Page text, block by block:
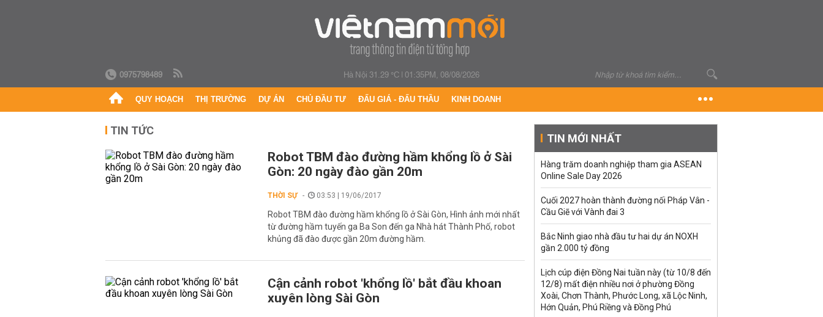
0975798489 Hà Nội 31.29 °C|01:35PM, 08/08/2026
QUY HOẠCH THỊ TRƯỜNG DỰ ÁN CHỦ ĐẦU TƯ ĐẤU GIÁ - ĐẤU THẦU KINH DOANH
TIN TỨC
Robot TBM đào đường hầm khổng lồ ở Sài
Gòn: 20 ngày đào gần 20m
THỜI SỰ 03:53 | 19/06/2017
Robot TBM đào đường hầm khổng lồ ở Sài Gòn, Hình ảnh mới nhất
từ đường hầm tuyến ga Ba Son đến ga Nhà hát Thành Phố, robot
khủng đã đào được gần 20m đường hầm.
Cận cảnh robot 'khổng lồ' bắt đầu khoan
xuyên lòng Sài Gòn
TIN MỚI NHẤT
Hàng trăm doanh nghiệp tham gia ASEAN
Online Sale Day 2026
Cuối 2027 hoàn thành đường nối Pháp Vân -
Cầu Giẽ với Vành đai 3
Bắc Ninh giao nhà đầu tư hai dự án NOXH
gần 2.000 tỷ đồng
Lịch cúp điện Đồng Nai tuần này (từ 10/8 đến
12/8) mất điện nhiều nơi ở phường Đồng
Xoài, Chơn Thành, Phước Long, xã Lộc Ninh,
Hớn Quản, Phú Riềng và Đồng Phú